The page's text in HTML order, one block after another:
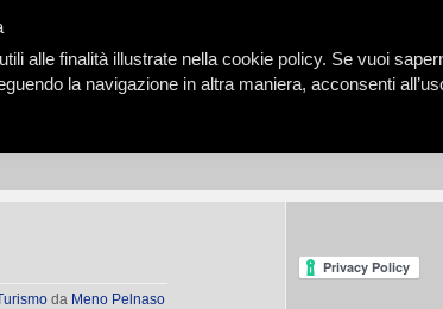
da Meno Pelnaso
alle finalità illustrate nella cookie policy. Se vuoi
la navigazione in altra maniera, acconsenti